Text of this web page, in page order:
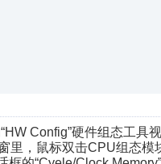
Config”硬件组态工具
里，鼠标双击CPU组态